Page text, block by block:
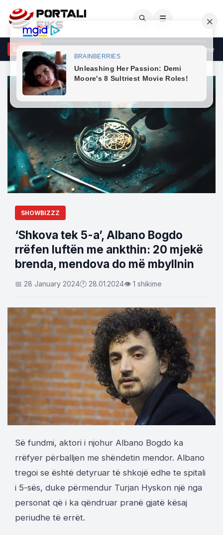
🔍 ☰
LAJME
tronditëse në vend, 20-vjeçari ekzekutohet me kallash në mes
SHOWBIZZZ
‘Shkova tek 5-a’, Albano Bogdo
rrëfen luftën me ankthin: 20 mjekë
brenda, mendova do më mbyllnin
📅 28 January 2024🕐 28.01.2024👁 1 shikime
Së fundmi, aktori i njohur Albano Bogdo ka
rrëfyer përballjen me shëndetin mendor. Albano
tregoi se është detyruar të shkojë edhe te spitali
i 5-sës, duke përmendur Turjan Hyskon një nga
personat që i ka qëndruar pranë gjatë kësaj
periudhe të errët.